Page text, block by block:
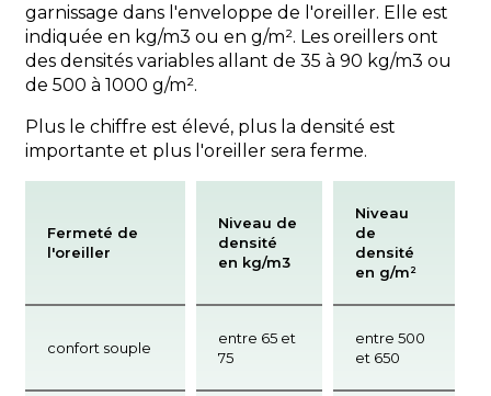
garnissage dans l'enveloppe de l'oreiller. Elle est
indiquée en kg/m3 ou en g/m². Les oreillers ont
des densités variables allant de 35 à 90 kg/m3 ou
de 500 à 1000 g/m².
Plus le chiffre est élevé, plus la densité est
importante et plus l'oreiller sera ferme.
Fermeté de
l'oreiller
Niveau de
densité
en kg/m3
Niveau
de
densité
en g/m²
confort souple
entre 65 et
75
entre 500
et 650